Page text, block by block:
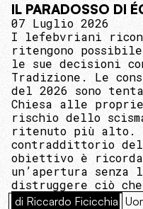
IL PARADOSSO DI
07 Luglio 2026
I lefebvriani
ritengono
le sue decisioni
Tradizione. Le
del 2026 sono
Chiesa alle
rischio dello
ritenuto più alto.
contraddittorio
obiettivo è
un’apertura
distruggere ciò
di Riccardo Ficicchia